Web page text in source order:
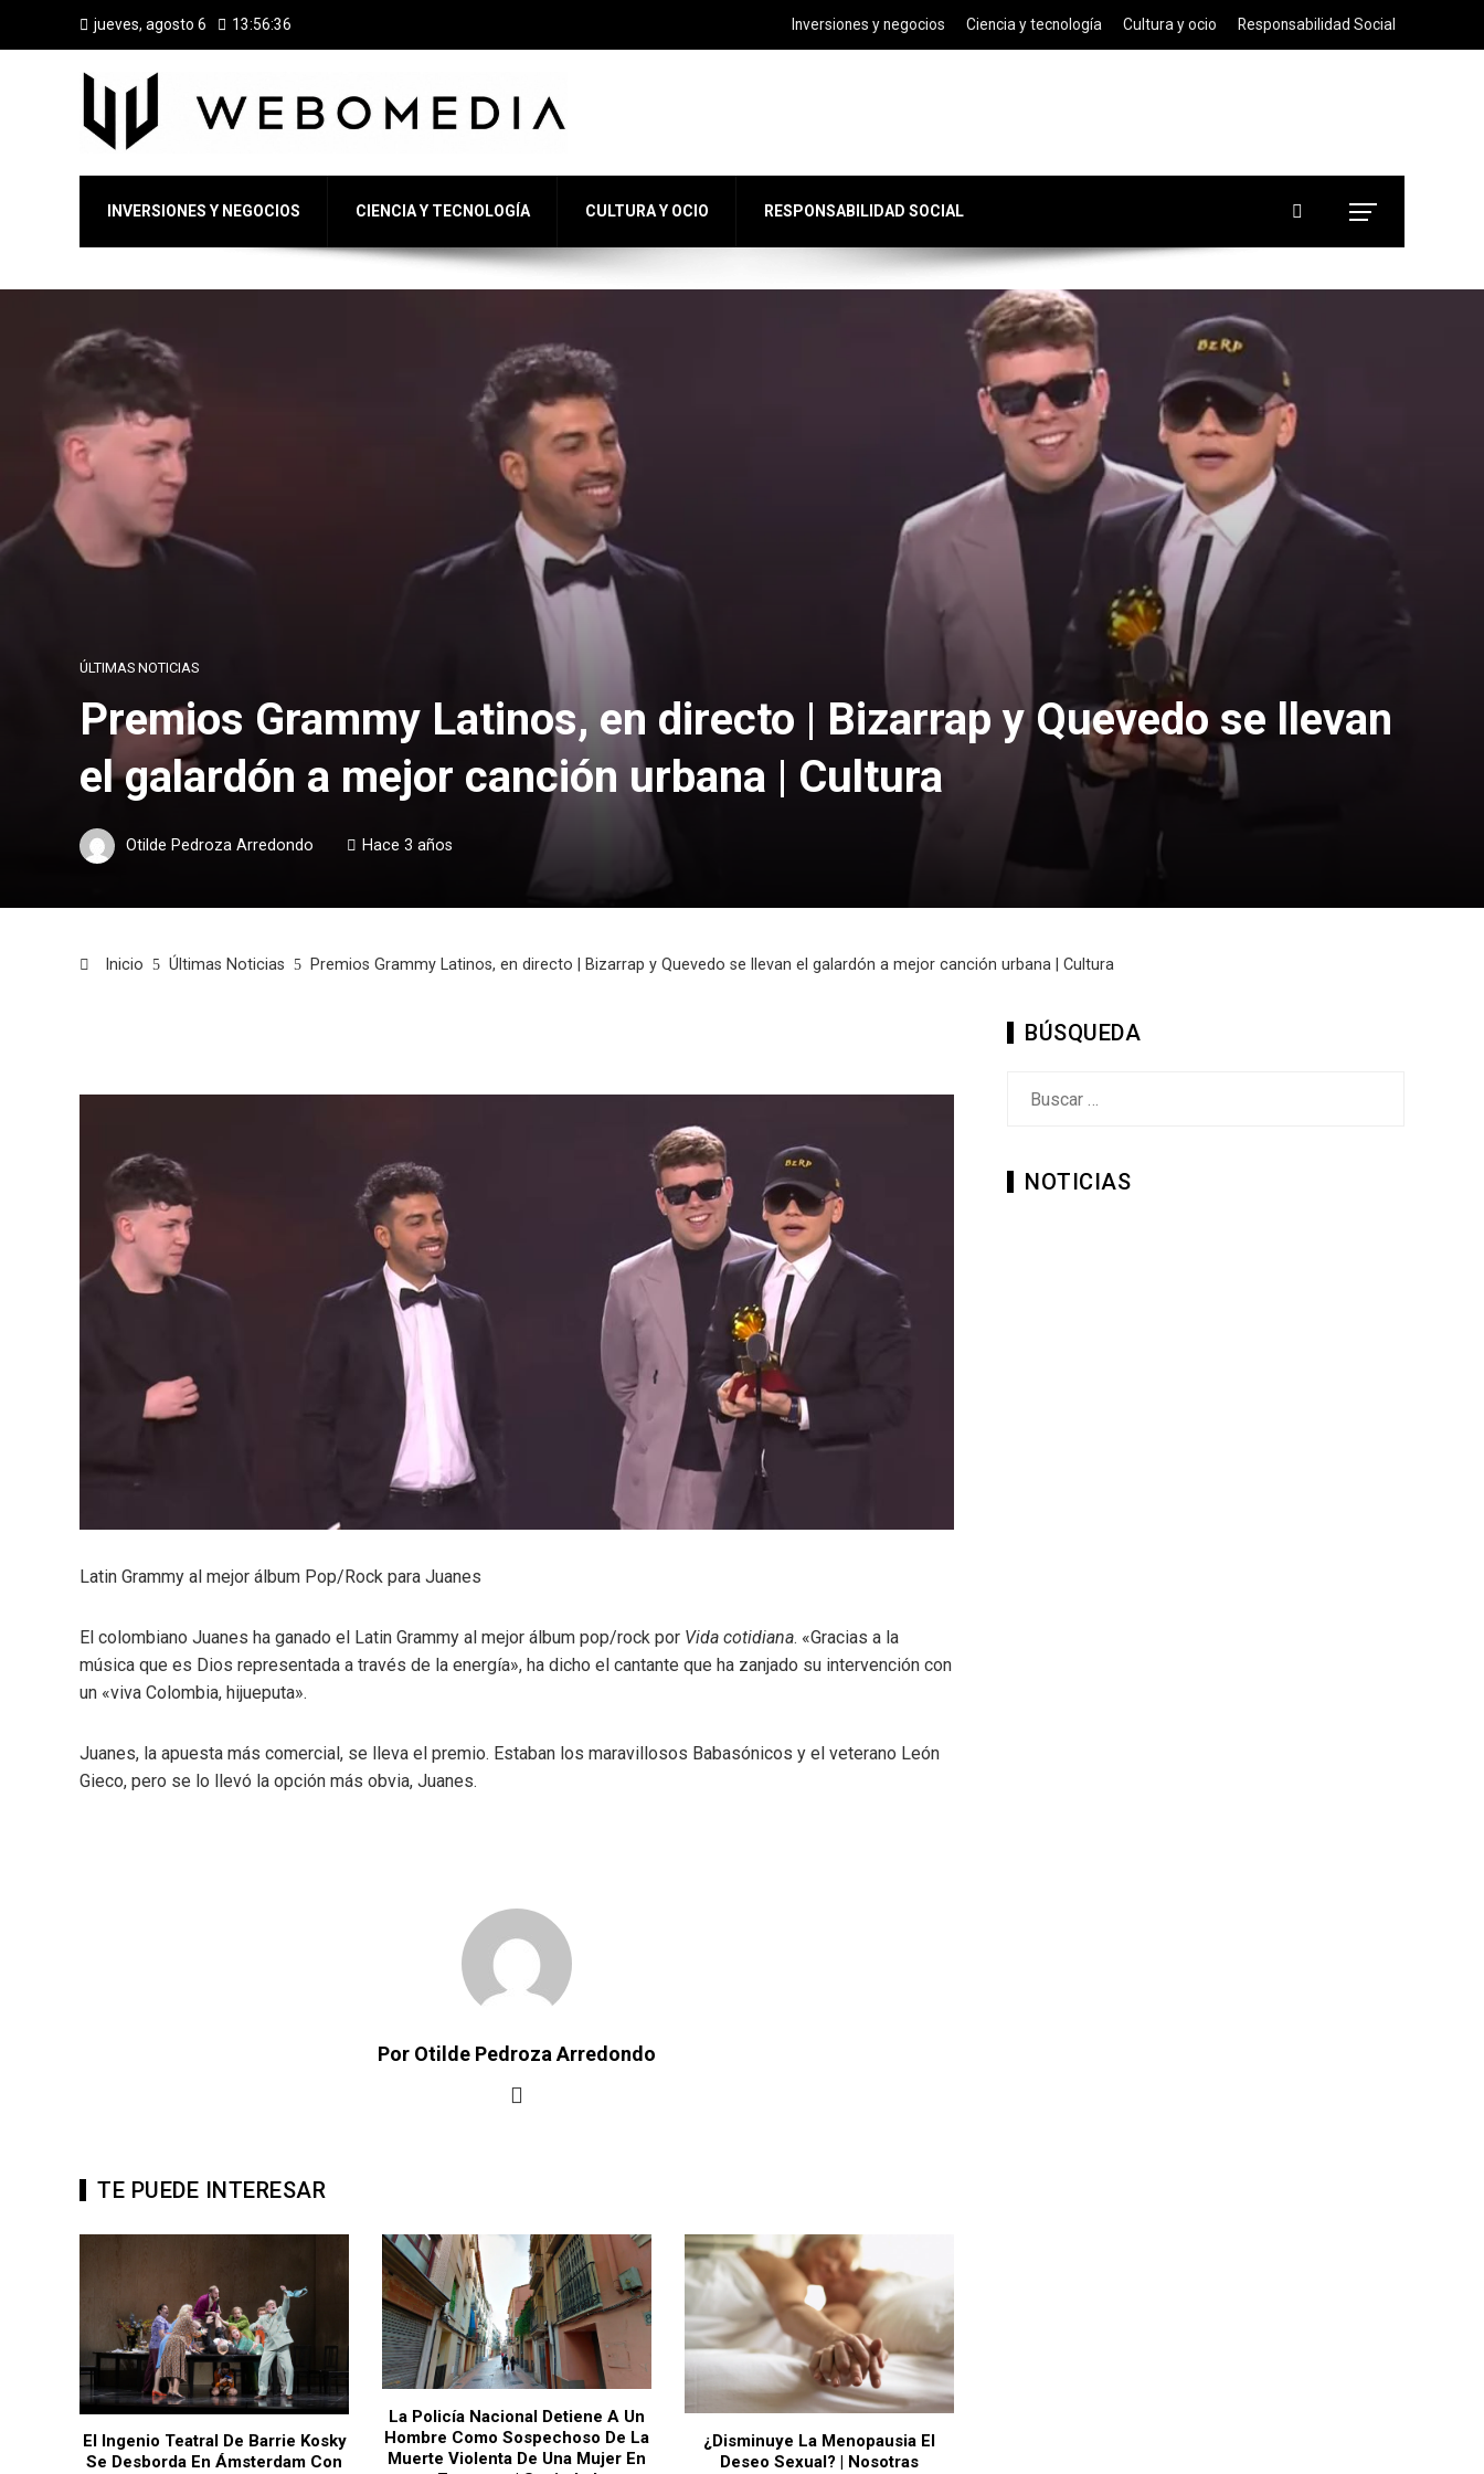
jueves, agosto 6 13:56:37 Inversiones y negocios Ciencia y tecnología Cultura y ocio Responsabilidad Social
INVERSIONES Y NEGOCIOS CIENCIA Y TECNOLOGÍA CULTURA Y OCIO RESPONSABILIDAD SOCIAL
ÚLTIMAS NOTICIAS
Premios Grammy Latinos, en directo | Bizarrap y Quevedo se llevan
el galardón a mejor canción urbana | Cultura
Otilde Pedroza Arredondo Hace 3 años
Inicio Últimas Noticias Premios Grammy Latinos, en directo | Bizarrap y Quevedo se llevan el galardón a mejor canción urbana | Cultura
Latin Grammy al mejor álbum Pop/Rock para Juanes
El colombiano Juanes ha ganado el Latin Grammy al mejor álbum pop/rock por Vida cotidiana. «Gracias a la
música que es Dios representada a través de la energía», ha dicho el cantante que ha zanjado su intervención con
un «viva Colombia, hijueputa».
Juanes, la apuesta más comercial, se lleva el premio. Estaban los maravillosos Babasónicos y el veterano León
Gieco, pero se lo llevó la opción más obvia, Juanes.
Por Otilde Pedroza Arredondo
TE PUEDE INTERESAR
El Ingenio Teatral De Barrie Kosky
Se Desborda En Ámsterdam Con
La Policía Nacional Detiene A Un
Hombre Como Sospechoso De La
Muerte Violenta De Una Mujer En
¿Disminuye La Menopausia El
Deseo Sexual? | Nosotras
BÚSQUEDA
NOTICIAS